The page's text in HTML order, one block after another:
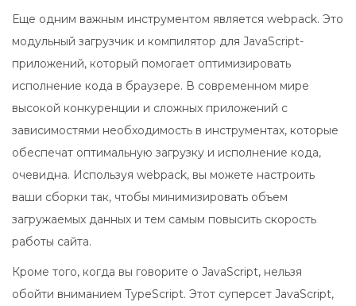
Еще одним важным инструментом является webpack. Это
модульный загрузчик и компилятор для JavaScript-
приложений, который помогает оптимизировать
исполнение кода в браузере. В современном мире
высокой конкуренции и сложных приложений с
зависимостями необходимость в инструментах, которые
обеспечат оптимальную загрузку и исполнение кода,
очевидна. Используя webpack, вы можете настроить
ваши сборки так, чтобы минимизировать объем
загружаемых данных и тем самым повысить скорость
работы сайта.
Кроме того, когда вы говорите о JavaScript, нельзя
обойти вниманием TypeScript. Этот суперсет JavaScript,